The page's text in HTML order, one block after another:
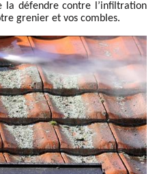
défendre contre l’infiltration
grenier et vos combles.